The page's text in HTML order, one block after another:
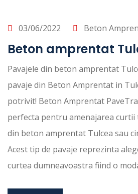
03/06/2022 Beton
Beton amprentat
Pavajele din beton amprentat
pavaje din Beton Amprentat in
potrivit! Beton Amprentat
perfecta pentru amenajarea curtii
din beton amprentat Tulcea sau
Acest tip de pavaje reprezinta
curtea dumneavoastra fiind o